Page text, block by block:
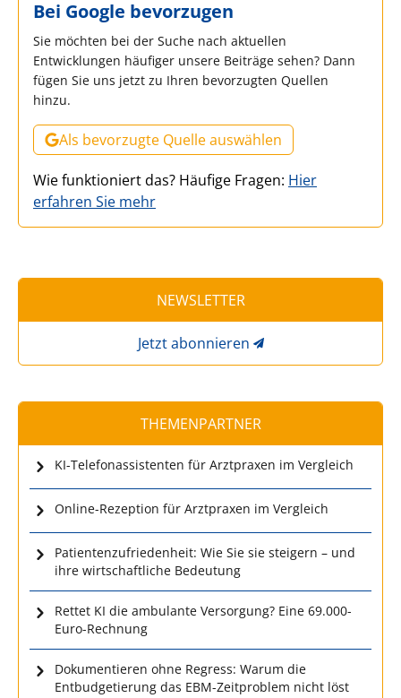
Bei Google bevorzugen
Sie möchten bei der Suche nach aktuellen
Entwicklungen häufiger unsere Beiträge sehen? Dann
fügen Sie uns jetzt zu Ihren bevorzugten Quellen
hinzu.
Als bevorzugte Quelle auswählen
Wie funktioniert das? Häufige Fragen: Hier
erfahren Sie mehr
NEWSLETTER
Jetzt abonnieren
THEMENPARTNER
KI-Telefonassistenten für Arztpraxen im Vergleich
Online-Rezeption für Arztpraxen im Vergleich
Patientenzufriedenheit: Wie Sie sie steigern – und
ihre wirtschaftliche Bedeutung
Rettet KI die ambulante Versorgung? Eine 69.000-
Euro-Rechnung
Dokumentieren ohne Regress: Warum die
Entbudgetierung das EBM-Zeitproblem nicht löst